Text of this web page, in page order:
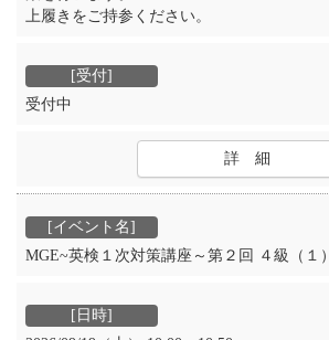
上履きをご持参ください。
受付中
詳 細
MGE~英検１次対策講座～第２回 ４級（１）